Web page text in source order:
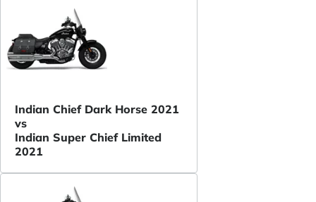
Indian Chief Dark Horse 2021
vs
Indian Super Chief Limited
2021